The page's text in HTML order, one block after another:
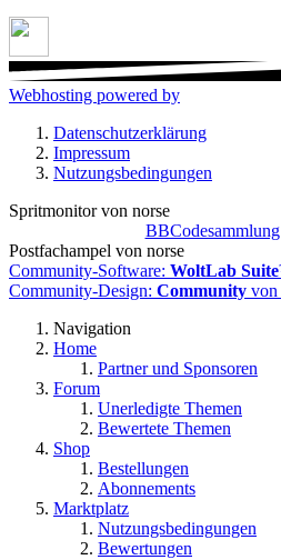
Webhosting powered by
Datenschutzerklärung
Impressum
Nutzungsbedingungen
Spritmonitor von norse
BBCodesammlung
Postfachampel von norse
Community-Software: WoltLab
Community-Design: Community von
Navigation
Home
Partner und Sponsoren
Forum
Unerledigte Themen
Bewertete Themen
Shop
Bestellungen
Abonnements
Marktplatz
Nutzungsbedingungen
Bewertungen